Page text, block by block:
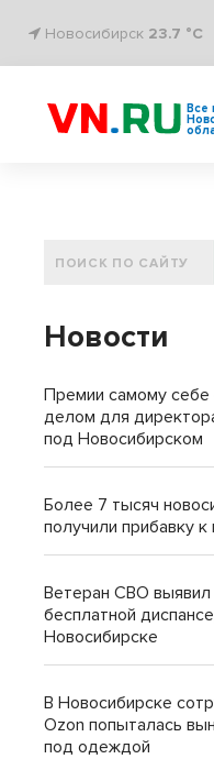
Новосибирск 23.7 °C
Все
Новости
Премии самому себе
делом для
под Новосибирском
Более 7 тысяч
получили прибавку
Ветеран СВО выявил
бесплатной
Новосибирске
В Новосибирске
Ozon попыталась
под одеждой